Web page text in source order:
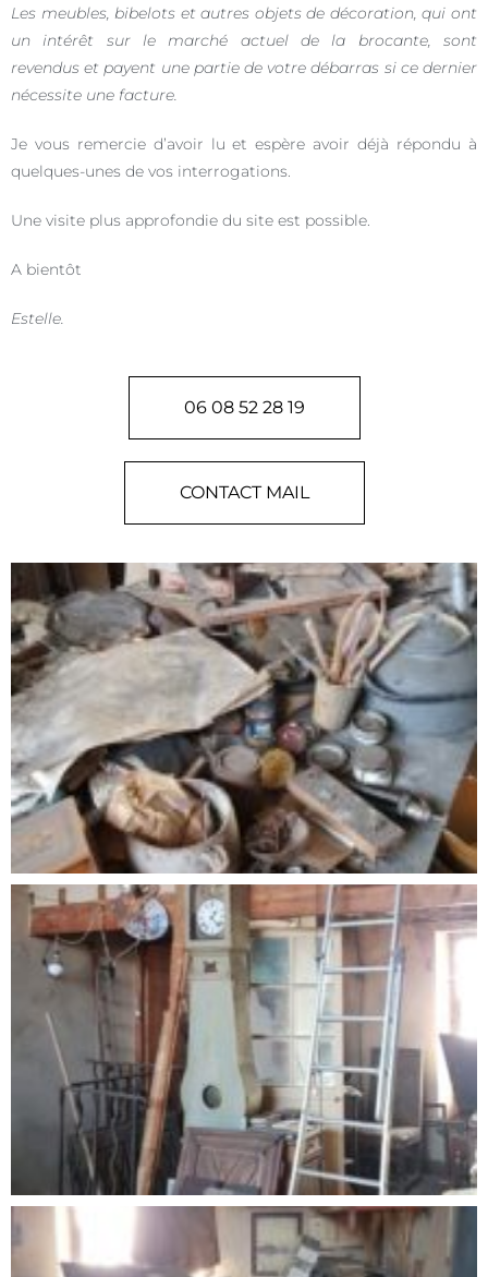
Les meubles, bibelots et autres objets de décoration, qui ont
un intérêt sur le marché actuel de la brocante, sont
revendus et payent une partie de votre débarras si ce dernier
nécessite une facture.
Je vous remercie d’avoir lu et espère avoir déjà répondu à
quelques-unes de vos interrogations.
Une visite plus approfondie du site est possible.
A bientôt
Estelle.
06 08 52 28 19
CONTACT MAIL